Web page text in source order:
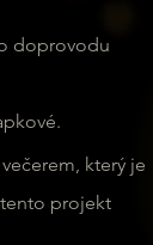
doprovodu
který je
tento projekt